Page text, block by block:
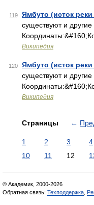
119 Ямбуто (исток
существуют и
Википедия
120 Ямбуто (исток реки
существуют и
Википедия
Страницы ←
1 2 3 4
10
11 12
© Академик, 2000-2026
Обратная связь: Техподдержка